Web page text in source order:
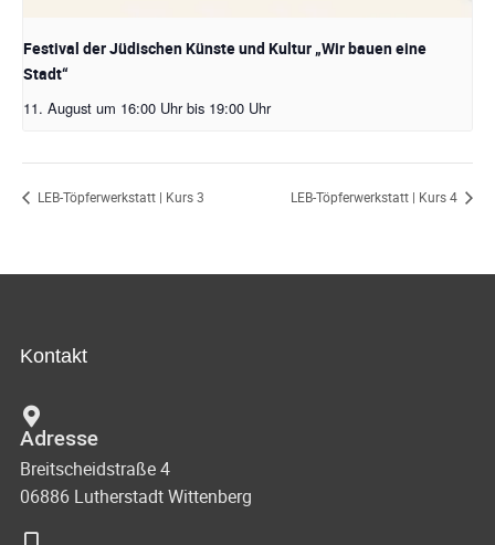
Festival der Jüdischen Künste und Kultur „Wir bauen eine
Stadt“
11. August um 16:00 Uhr bis 19:00 Uhr
LEB-Töpferwerkstatt | Kurs 3 LEB-Töpferwerkstatt | Kurs 4
Kontakt
Adresse
Breitscheidstraße 4
06886 Lutherstadt Wittenberg